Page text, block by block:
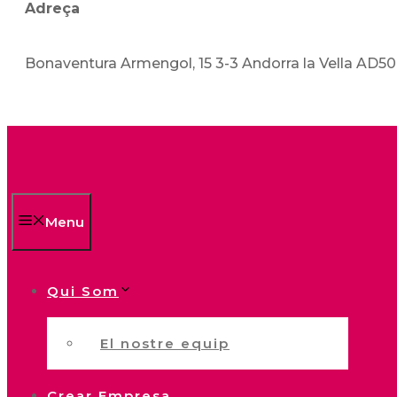
Adreça
Bonaventura Armengol, 15 3-3 Andorra la Vella
Menu
Qui Som
El nostre equip